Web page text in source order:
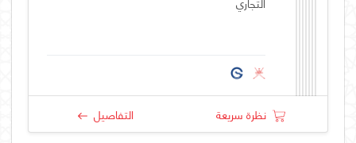
نظرة سريعة التفاصيل